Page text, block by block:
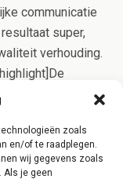
zoals
en/of te raadplegen.
wij gegevens zoals
Als je geen
communicatie
super,
verhouding.
gaan op effectieve
bent u bij ons
uw